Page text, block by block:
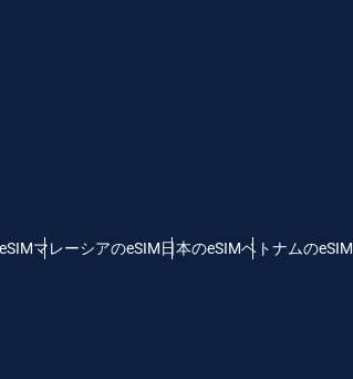
マレーシアのeSIM日本のeSIMベトナムのeSIM